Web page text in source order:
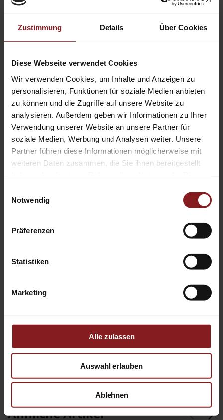
Zustimmung Details Über Cookies
Diese Webseite verwendet Cookies
Wir verwenden Cookies, um Inhalte und Anzeigen zu
personalisieren, Funktionen für soziale Medien anbieten
zu können und die Zugriffe auf unsere Website zu
analysieren. Außerdem geben wir Informationen zu Ihrer
Verwendung unserer Website an unsere Partner für
soziale Medien, Werbung und Analysen weiter. Unsere
Partner führen diese Informationen möglicherweise mit
weiteren Daten zusammen, die Sie ihnen bereitgestellt
Notwendig
Präferenzen
Statistiken
Marketing
Alle zulassen
Auswahl erlauben
Ablehnen
Lösungsansätze präsentiert.
In seiner Grounded Theory-Studie untersucht der Autor
Deutschschweiz und stellt sie in einem Modell dar. Auf
diese Weise identifiziert er Bedingungen und
Einflussfaktoren dieser Prozesse und beschreibt das
Handeln der lesbischen/bi Frauen darin.
Wir gratulieren Tobias Kuhnert herzlich zu dieser
Auszeichnung. Seine Arbeit bereichert nicht nur das
Fachgebiet der Sozialarbeit, sondern zeigt auch, wie junge
Forscher:innen mit ihren Ideen und ihrem Engagement
positive Veränderungen in der Gesellschaft bewirken
können.
shop.de/tectum/titel/identitaetsprozesse-junger-
lesbischer-und-bi-frauen-id-114407/
Facebook
X LinkedIn
Ähnliche Artikel